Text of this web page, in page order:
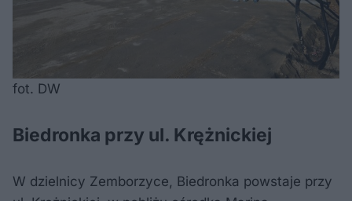
fot. DW
Biedronka przy ul. Krężnickiej
W dzielnicy Zemborzyce, Biedronka powstaje przy